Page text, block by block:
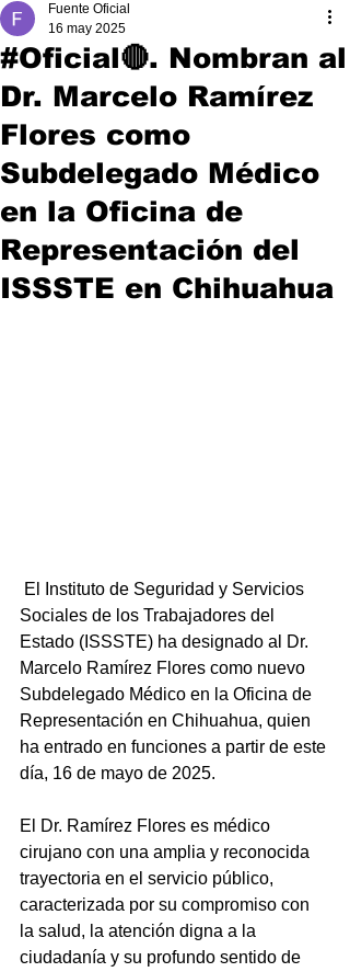
#Oficial🔴. Nombran al
Dr. Marcelo Ramírez
Flores como
Subdelegado Médico
en la Oficina de
Representación del
ISSSTE en Chihuahua
Fuente Oficial
16 may 2025
Sociales de los Trabajadores del
Estado (ISSSTE) ha designado al Dr.
Marcelo Ramírez Flores como nuevo
Subdelegado Médico en la Oficina de
Representación en Chihuahua, quien
ha entrado en funciones a partir de este
día, 16 de mayo de 2025.
El Dr. Ramírez Flores es médico
cirujano con una amplia y reconocida
trayectoria en el servicio público,
caracterizada por su compromiso con
la salud, la atención digna a la
ciudadanía y su profundo sentido de